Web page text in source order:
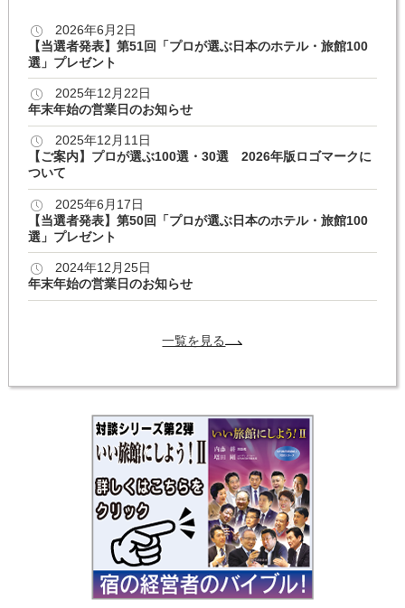
2026年6月2日
【当選者発表】第51回「プロが選ぶ日本のホテル・旅館100
選」プレゼント
2025年12月22日
年末年始の営業日のお知らせ
2025年12月11日
【ご案内】プロが選ぶ100選・30選 2026年版ロゴマークに
ついて
2025年6月17日
【当選者発表】第50回「プロが選ぶ日本のホテル・旅館100
選」プレゼント
2024年12月25日
年末年始の営業日のお知らせ
一覧を見る